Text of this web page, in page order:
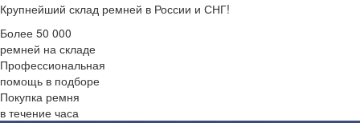
Крупнейший склад ремней в России и СНГ!
Более 50 000
ремней на складе
Профессиональная
помощь в подборе
Покупка ремня
в течение часа